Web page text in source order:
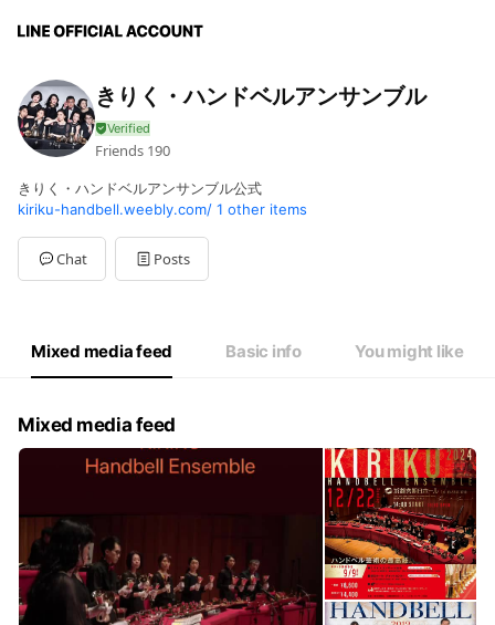
きりく・ハンドベルアンサンブル
Friends 190
きりく・ハンドベルアンサンブル公式
kiriku-handbell.weebly.com/ 1 other items
Chat Posts
Mixed media feed Basic info You might like
Mixed media feed